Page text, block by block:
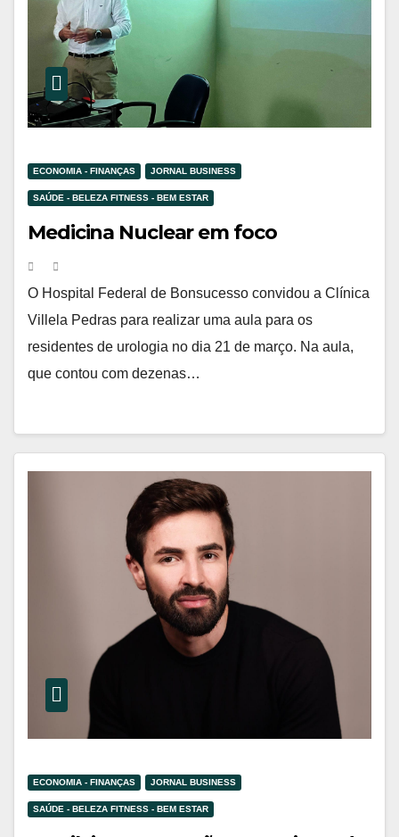
ECONOMIA - FINANÇAS JORNAL BUSINESS
SAÚDE - BELEZA FITNESS - BEM ESTAR
Medicina Nuclear em foco
O Hospital Federal de Bonsucesso convidou a Clínica
Villela Pedras para realizar uma aula para os
residentes de urologia no dia 21 de março. Na aula,
que contou com dezenas…
ECONOMIA - FINANÇAS JORNAL BUSINESS
SAÚDE - BELEZA FITNESS - BEM ESTAR